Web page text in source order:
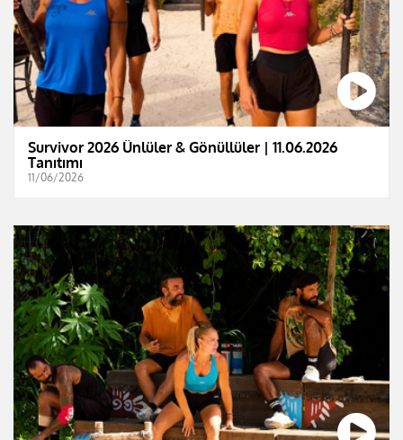
Survivor 2026 Ünlüler & Gönüllüler | 11.06.2026
Tanıtımı
11/06/2026